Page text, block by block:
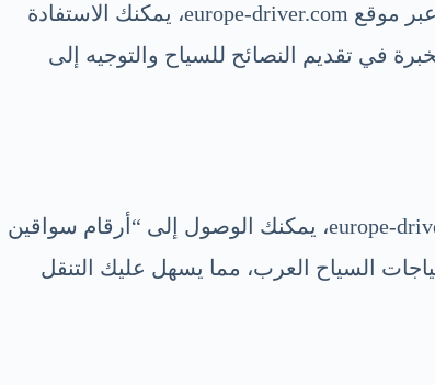
إذا كنت تخطط لزيارة ريغا، فإن “استئجار سيارة مع سائق في ريغا” هو الخيار الأمثل لاستكشاف المدينة بأمان وراحة. عبر موقع europe-driver.com، يمكنك الاستفادة
في تقديم النصائح للسياح والتوجيه إلى
للباحثين عن وسائل تنقل موثوقة في لاتفيا، يمكنهم الاعتماد على “سواقين في لاتفيا” لتلبية احتياجاتهم. من خلال europe-driver.com، يمكنك الوصول إلى “أرقام سواقين
السياح العرب، مما يسهل عليك التنقل